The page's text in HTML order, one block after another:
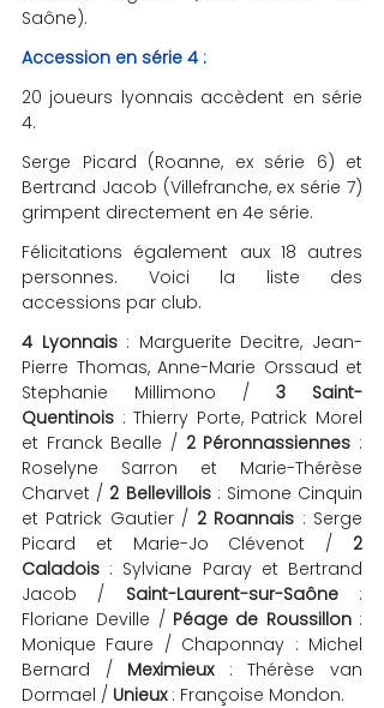
Saône).
Accession en série 4 :
20 joueurs lyonnais accèdent en série
4.
Serge Picard (Roanne, ex série 6) et
Bertrand Jacob (Villefranche, ex série 7)
grimpent directement en 4e série.
Félicitations également aux 18 autres
personnes. Voici la liste des
accessions par club.
4 Lyonnais : Marguerite Decitre, Jean-
Pierre Thomas, Anne-Marie Orssaud et
Stephanie Millimono / 3 Saint-
Quentinois : Thierry Porte, Patrick Morel
et Franck Bealle / 2 Péronnassiennes :
Roselyne Sarron et Marie-Thérèse
Charvet / 2 Bellevillois : Simone Cinquin
et Patrick Gautier / 2 Roannais : Serge
Picard et Marie-Jo Clévenot / 2
Caladois : Sylviane Paray et Bertrand
Jacob / Saint-Laurent-sur-Saône :
Floriane Deville / Péage de Roussillon :
Monique Faure / Chaponnay : Michel
Bernard / Meximieux : Thérèse van
Dormael / Unieux : Françoise Mondon.